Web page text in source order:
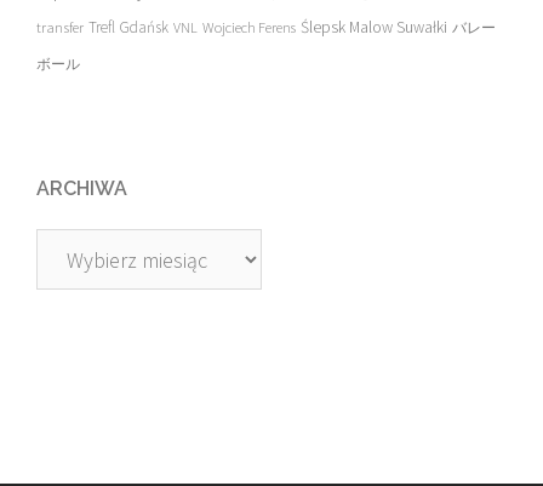
transfer Trefl Gdańsk VNL Wojciech Ferens Ślepsk Malow Suwałki バレー
ボール
ARCHIWA
Archiwa